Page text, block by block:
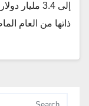
ذاتها من العام